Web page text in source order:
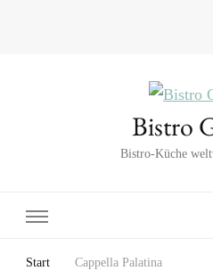
Bistro
Bistro-Küche
Start Cappella Palatina